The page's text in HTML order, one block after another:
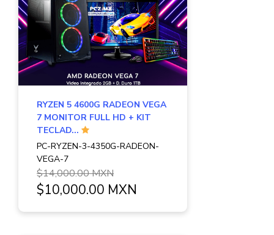
RYZEN 5 4600G RADEON VEGA
7 MONITOR FULL HD + KIT
TECLAD...
PC-RYZEN-3-4350G-RADEON-
VEGA-7
$14,000.00 MXN
$10,000.00 MXN